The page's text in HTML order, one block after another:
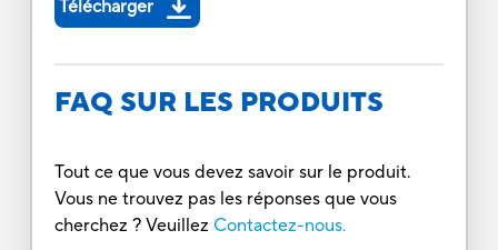
Télécharger
FAQ SUR LES PRODUITS
Tout ce que vous devez savoir sur le produit.
Vous ne trouvez pas les réponses que vous
cherchez ? Veuillez Contactez-nous.